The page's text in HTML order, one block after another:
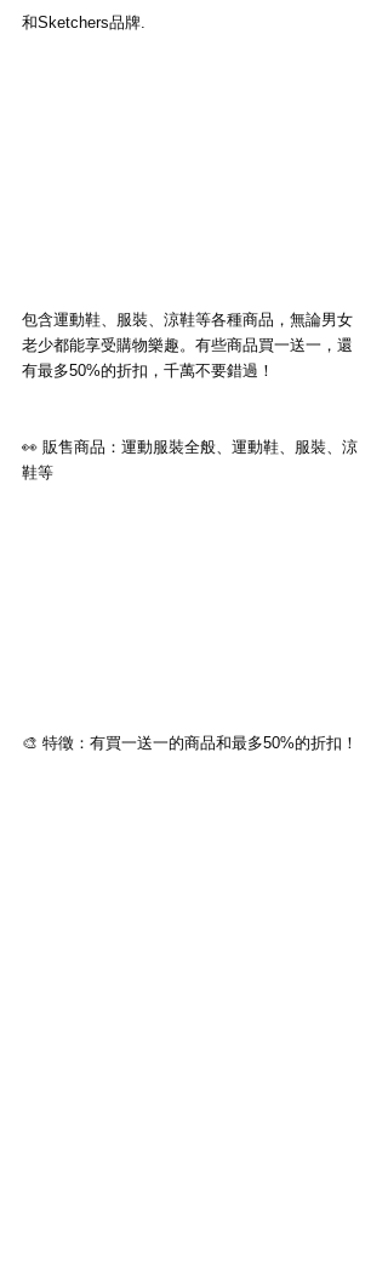
和Sketchers品牌.
包含運動鞋、服裝、涼鞋等各種商品，無論男女
老少都能享受購物樂趣。有些商品買一送一，還
有最多50%的折扣，千萬不要錯過！
👀 販售商品：運動服裝全般、運動鞋、服裝、涼
鞋等
🎨 特徵：有買一送一的商品和最多50%的折扣！